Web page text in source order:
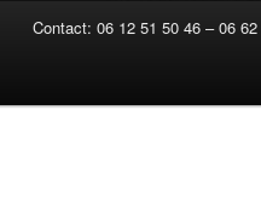
Contact: 06 12 51 50 46 – 06